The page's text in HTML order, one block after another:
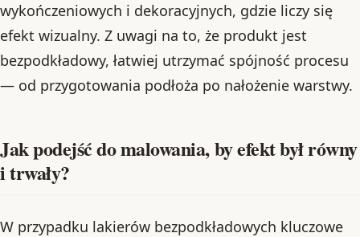
wykończeniowych i dekoracyjnych, gdzie liczy się
efekt wizualny. Z uwagi na to, że produkt jest
bezpodkładowy, łatwiej utrzymać spójność procesu
— od przygotowania podłoża po nałożenie warstwy.
Jak podejść do malowania, by efekt był równy
i trwały?
W przypadku lakierów bezpodkładowych kluczowe